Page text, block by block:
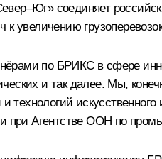
соединяет
к увеличению
по БРИКС в сфере
и так далее. Мы,
при Агентстве ООН по